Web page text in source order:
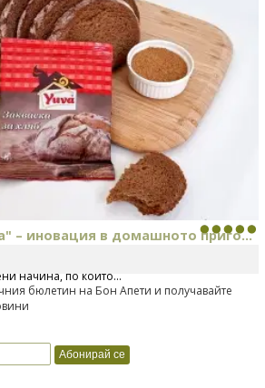
– иновация в домашното приго...
стартира предлагането на изцяло нов
начина, по който...
бюлетин на Бон Апети и получавайте